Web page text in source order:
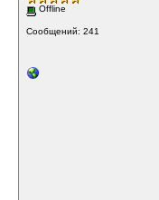
Offline
Сообщений: 241